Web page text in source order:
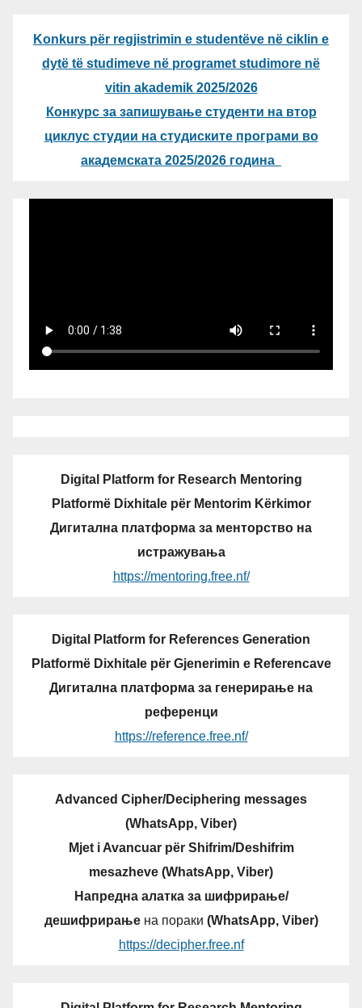
Konkurs për regjistrimin e studentëve në ciklin e
dytë të studimeve në programet studimore në
vitin akademik 2025/2026
Конкурс за запишување студенти на втор
циклус студии на студиските програми во
академската 2025/2026 година
Digital Platform for Research Mentoring
Platformë Dixhitale për Mentorim Kërkimor
Дигитална платформа за менторство на
истражувања
https://mentoring.free.nf/
Digital Platform for References Generation
Platformë Dixhitale për Gjenerimin e Referencave
Дигитална платформа за генерирање на
референци
https://reference.free.nf/
Advanced Cipher/Deciphering messages
(WhatsApp, Viber)
Mjet i Avancuar për Shifrim/Deshifrim
mesazheve (WhatsApp, Viber)
Напредна алатка за шифрирање/
дешифрирањена пораки (WhatsApp, Viber)
https://decipher.free.nf